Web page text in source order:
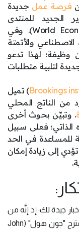
فرصة عمل جديدة
الجديد للمنتدى
الاقتصادي العالمي (World Economic Forum). وفي
والأتمتة
محل حوالي 75 مليون وظيفة؛ لهذا تدعو
لتلبية متطلبات
Brookings) تميل
من الناتج المحلي
. وتبيِّن بحوث أخرى
الذاتي؛ فعلى سبيل
للمساعدة في الحد
إلى زيادة إمكان
جيدة لك؛ إذ إنَّه من
. وكما اقترح "جون هول" (John